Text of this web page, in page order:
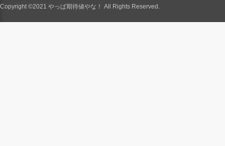
Copyright ©2021 やっぱ期待値やな！ All Rights Reserved.